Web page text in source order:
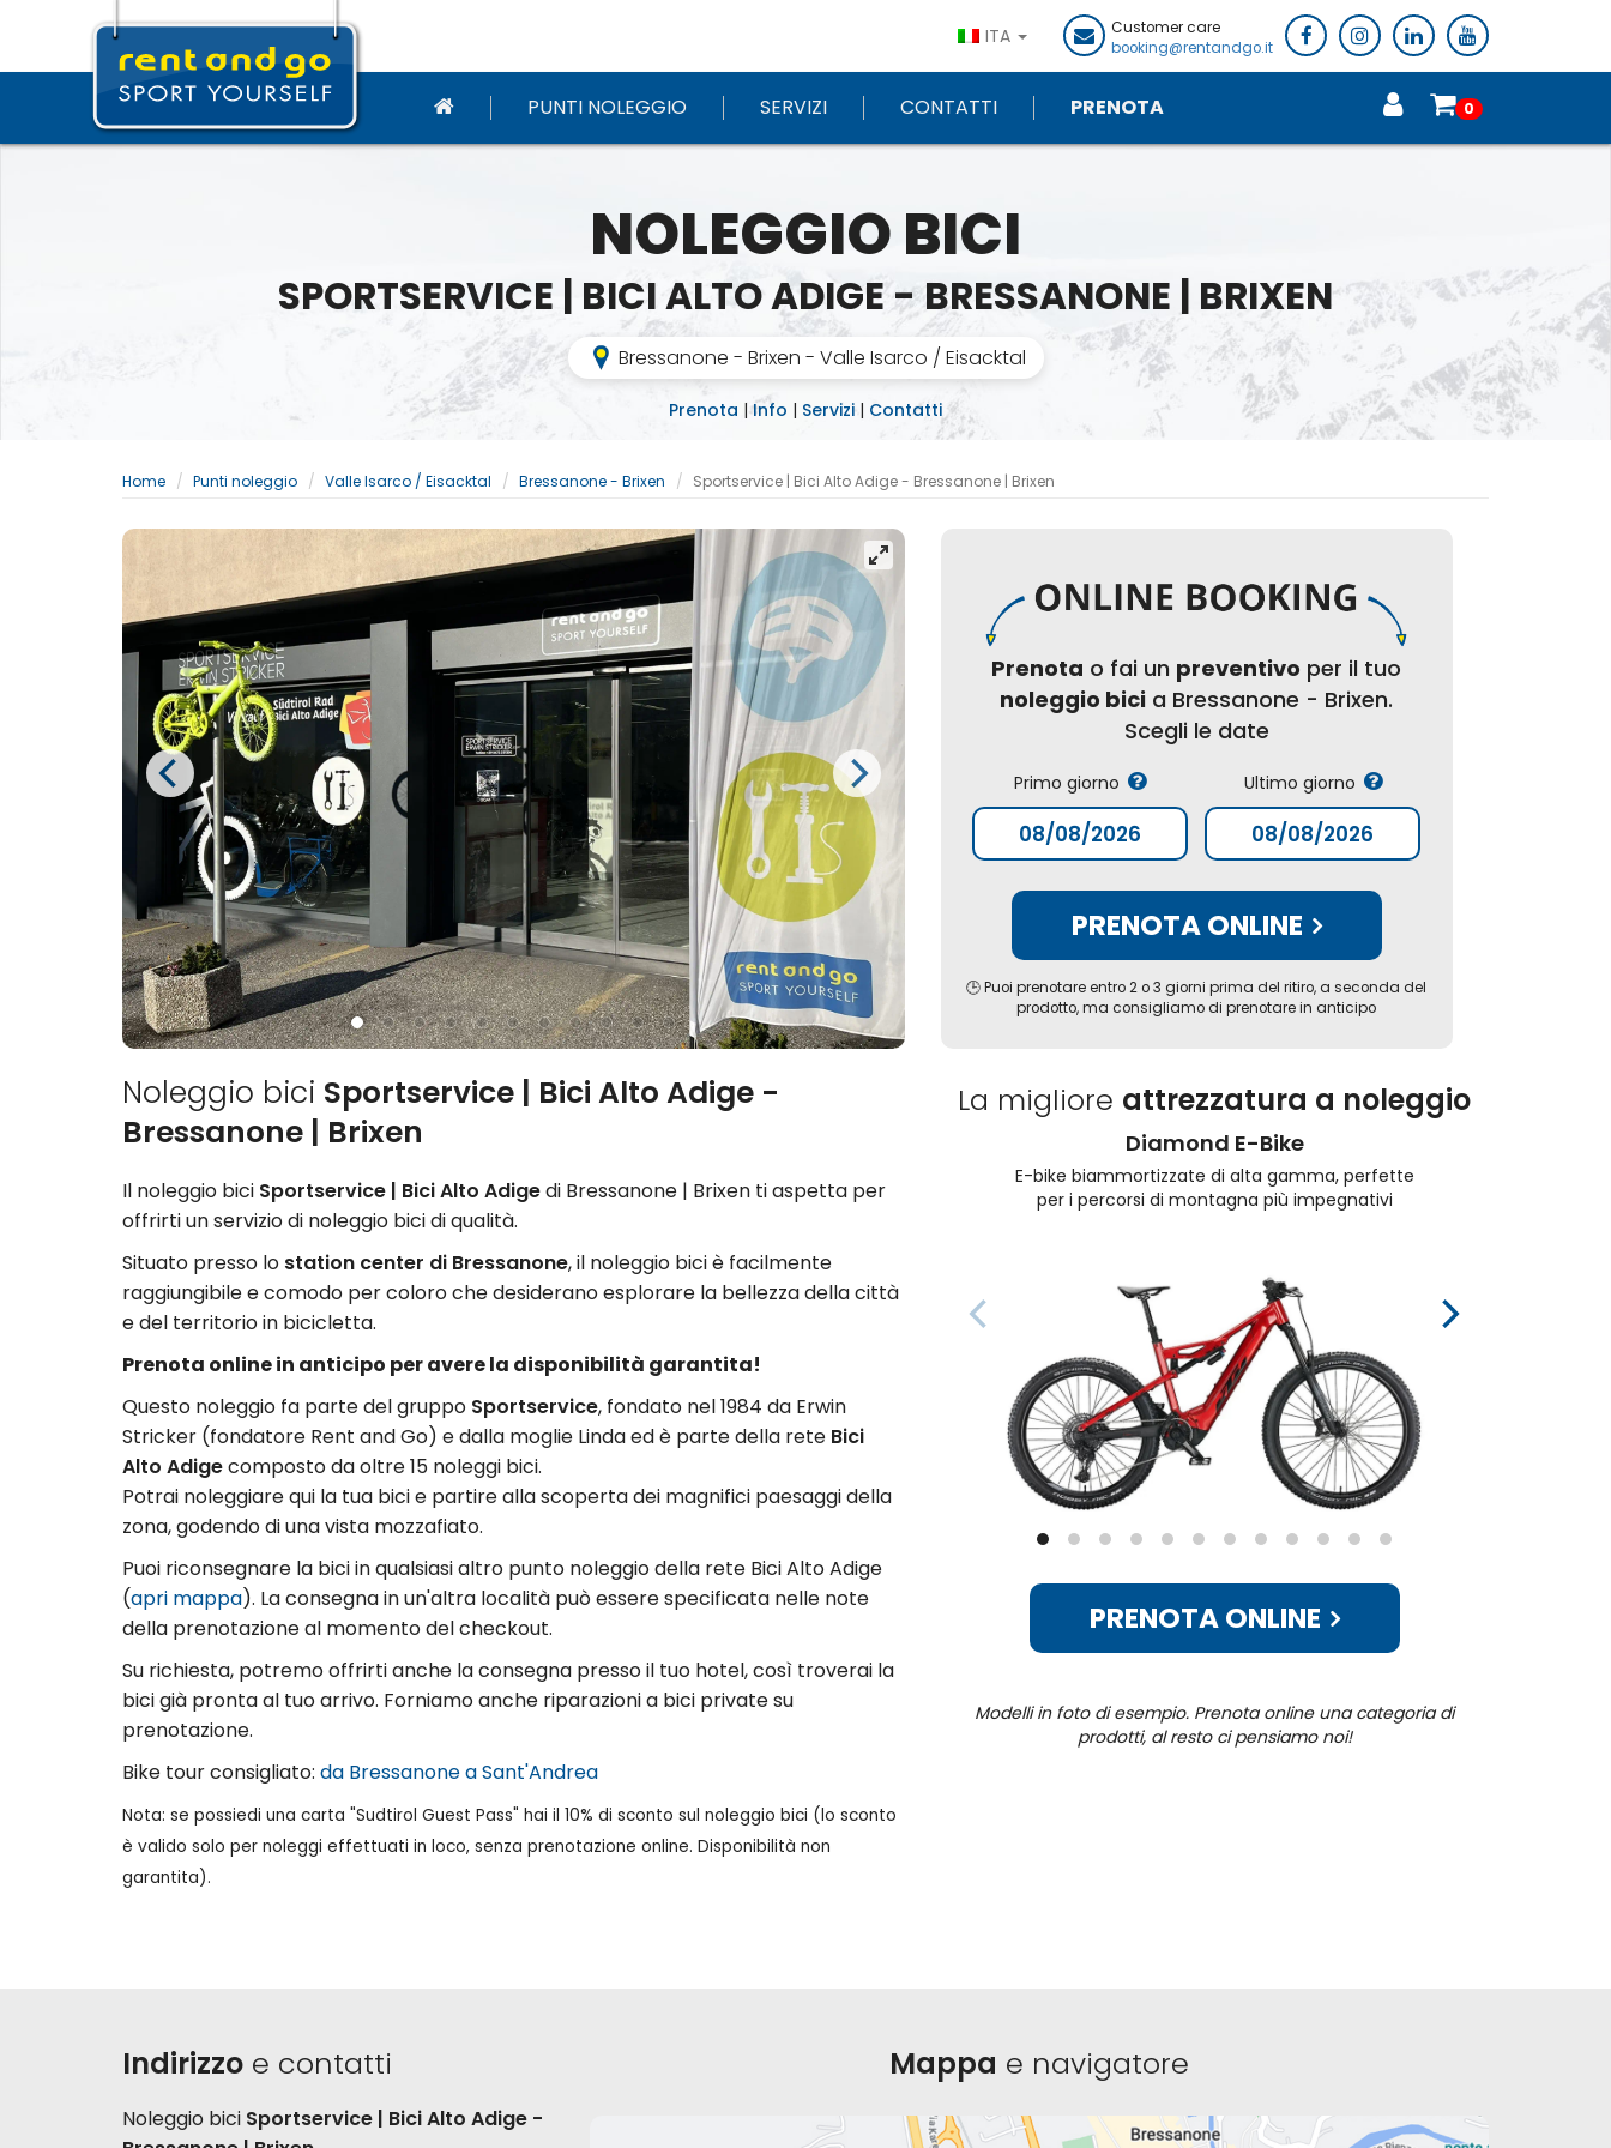
ITA
Customer care
booking@rentandgo.it
PUNTI NOLEGGIO SERVIZI CONTATTI PRENOTA 0
NOLEGGIO BICI
SPORTSERVICE | BICI ALTO ADIGE - BRESSANONE | BRIXEN
Bressanone - Brixen - Valle Isarco / Eisacktal
Prenota |Info | Servizi | Contatti
Home Punti noleggio Valle Isarco / Eisacktal Bressanone - Brixen Sportservice | Bici Alto Adige - Bressanone | Brixen
Prenota o fai un preventivo per il tuo
noleggio bici a Bressanone - Brixen.
Scegli le date
Primo giorno Ultimo giorno
PRENOTA ONLINE
🕒 Puoi prenotare entro 2 o 3 giorni prima del ritiro, a seconda del
prodotto, ma consigliamo di prenotare in anticipo
Noleggio bici Sportservice | Bici Alto Adige -
Bressanone | Brixen
Il noleggio bici Sportservice | Bici Alto Adigedi Bressanone | Brixen ti aspetta per
offrirti un servizio di noleggio bici di qualità.
Situato presso lo station center di Bressanone, il noleggio bici è facilmente
raggiungibile e comodo per coloro che desiderano esplorare la bellezza della città
e del territorio in bicicletta.
Prenota online in anticipo per avere la disponibilità garantita!
Questo noleggio fa parte del gruppo Sportservice, fondato nel 1984 da Erwin
Stricker (fondatore Rent and Go) e dalla moglie Linda ed è parte della rete Bici
Alto Adigecomposto da oltre 15 noleggi bici.
Potrai noleggiare qui la tua bici e partire alla scoperta dei magnifici paesaggi della
zona, godendo di una vista mozzafiato.
Puoi riconsegnare la bici in qualsiasi altro punto noleggio della rete Bici Alto Adige
(apri mappa). La consegna in un'altra località può essere specificata nelle note
della prenotazione al momento del checkout.
Su richiesta, potremo offrirti anche la consegna presso il tuo hotel, così troverai la
bici già pronta al tuo arrivo. Forniamo anche riparazioni a bici private su
prenotazione.
Bike tour consigliato: da Bressanone a Sant'Andrea
Nota: se possiedi una carta "Sudtirol Guest Pass" hai il 10% di sconto sul noleggio bici (lo sconto
è valido solo per noleggi effettuati in loco, senza prenotazione online. Disponibilità non
garantita).
La migliore attrezzatura a noleggio
Diamond E-Bike
E-bike biammortizzate di alta gamma, perfette
per i percorsi di montagna più impegnativi
PRENOTA ONLINE
Modelli in foto di esempio. Prenota online una categoria di
prodotti, al resto ci pensiamo noi!
Indirizzo e contatti
Noleggio bici Sportservice | Bici Alto Adige -
Mappa e navigatore